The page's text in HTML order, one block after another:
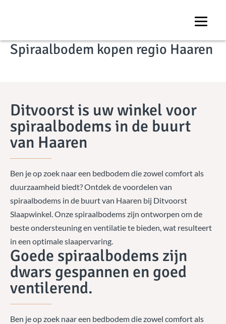
Spiraalbodem kopen regio Haaren
Ditvoorst is uw winkel voor
spiraalbodems in de buurt
van Haaren
Ben je op zoek naar een bedbodem die zowel comfort als
duurzaamheid biedt? Ontdek de voordelen van
spiraalbodems in de buurt van Haaren bij Ditvoorst
Slaapwinkel. Onze spiraalbodems zijn ontworpen om de
beste ondersteuning en ventilatie te bieden, wat resulteert
in een optimale slaapervaring.
Goede spiraalbodems zijn
dwars gespannen en goed
ventilerend.
Ben je op zoek naar een bedbodem die zowel comfort als